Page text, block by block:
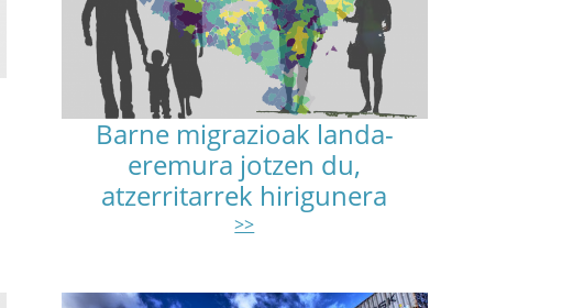
Barne migrazioak landa-
eremura jotzen du,
atzerritarrek hirigunera
>>